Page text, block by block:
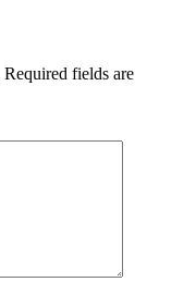
Required fields are